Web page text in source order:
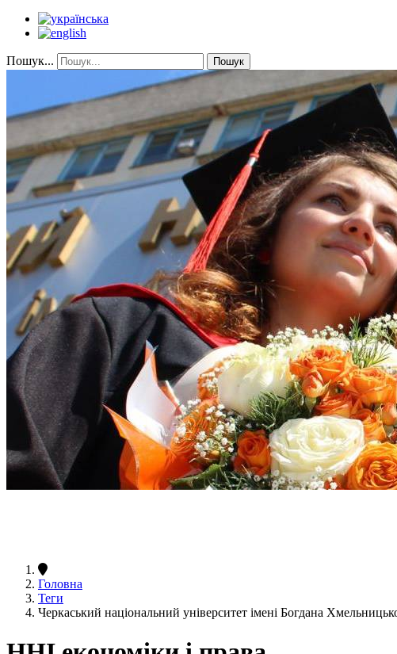
Пошук... Пошук
Головна
Теги
Черкаський національний університет імені Богдана